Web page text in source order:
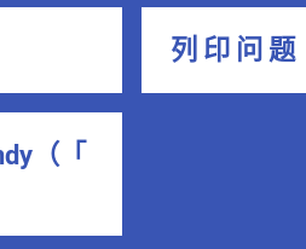
列 印 问 题
（「